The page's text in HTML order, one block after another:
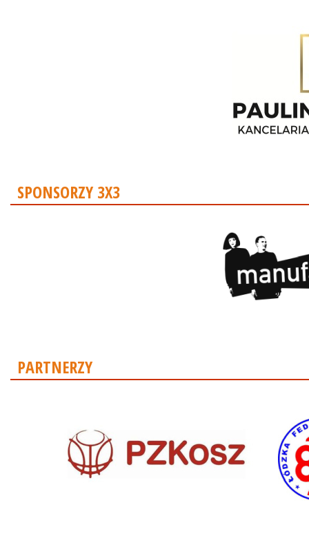
SPONSORZY 3X3
PARTNERZY